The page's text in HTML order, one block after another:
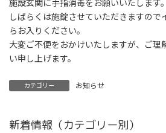
施設玄関に手指消毒をお願いいたします。
しばらくは施錠させていただきますので
らお入りください。
大変ご不便をおかけいたしますが、ご理
い申し上げます。
カテゴリー お知らせ
新着情報（カテゴリー別）